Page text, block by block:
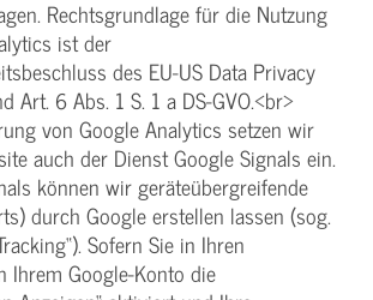
Rechtsgrundlage für die Nutzung
ist der
des EU-US Data Privacy
Art. 6 Abs. 1 S. 1 a DS-GVO.<br>
von Google Analytics setzen wir
auch der Dienst Google Signals ein.
können wir geräteübergreifende
durch Google erstellen lassen (sog.
Sofern Sie in Ihren
Ihrem Google-Konto die